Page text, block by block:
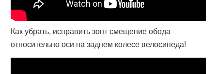
Как убрать, исправить зонт смещение обода
относительно оси на заднем колесе велосипеда!